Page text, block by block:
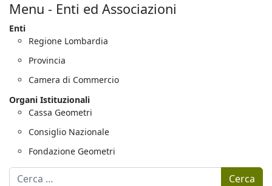
Menu - Enti ed Associazioni
Enti
Regione Lombardia
Provincia
Camera di Commercio
Organi Istituzionali
Cassa Geometri
Consiglio Nazionale
Fondazione Geometri
Motore di ricerca Cerca